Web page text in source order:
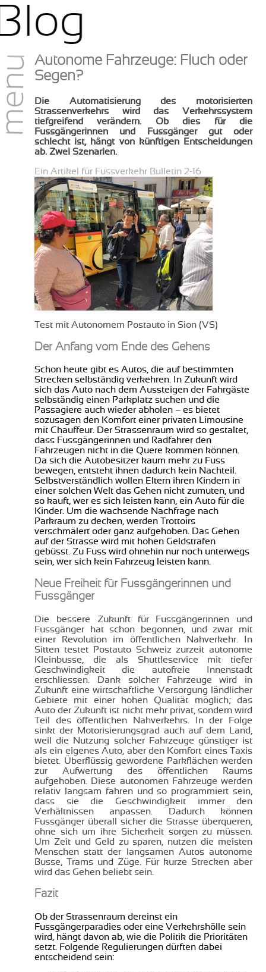
Blog
Autonome Fahrzeuge: Fluch oder
Segen?
Die Automatisierung des motorisierten
Strassenverkehrs wird das Verkehrssystem
tiefgreifend verändern. Ob dies für die
Fussgängerinnen und Fussgänger gut oder
schlecht ist, hängt von künftigen Entscheidungen
ab. Zwei Szenarien.
Ein Artikel für Fussverkehr Bulletin 2-16
Test mit Autonomem Postauto in Sion (VS)
Der Anfang vom Ende des Gehens
Schon heute gibt es Autos, die auf bestimmten
Strecken selbständig verkehren. In Zukunft wird
sich das Auto nach dem Aussteigen der Fahrgäste
selbständig einen Parkplatz suchen und die
Passagiere auch wieder abholen – es bietet
sozusagen den Komfort einer privaten Limousine
mit Chauffeur. Der Strassenraum wird so gestaltet,
dass Fussgängerinnen und Radfahrer den
Fahrzeugen nicht in die Quere kommen können.
Da sich die Autobesitzer kaum mehr zu Fuss
bewegen, entsteht ihnen dadurch kein Nachteil.
Selbstverständlich wollen Eltern ihren Kindern in
einer solchen Welt das Gehen nicht zumuten, und
so kauft, wer es sich leisten kann, ein Auto für die
Kinder. Um die wachsende Nachfrage nach
Parkraum zu decken, werden Trottoirs
verschmälert oder ganz aufgehoben. Das Gehen
auf der Strasse wird mit hohen Geldstrafen
gebüsst. Zu Fuss wird ohnehin nur noch unterwegs
sein, wer sich kein Fahrzeug leisten kann.
Neue Freiheit für Fussgängerinnen und
Fussgänger
Die bessere Zukunft für Fussgängerinnen und
Fussgänger hat schon begonnen, und zwar mit
einer Revolution im öffentlichen Nahverkehr. In
Sitten testet Postauto Schweiz zurzeit autonome
Kleinbusse, die als Shuttleservice mit tiefer
Geschwindigkeit die autofreie Innenstadt
erschliessen. Dank solcher Fahrzeuge wird in
Zukunft eine wirtschaftliche Versorgung ländlicher
Gebiete mit einer hohen Qualität möglich; das
Auto der Zukunft ist nicht mehr privat, sondern wird
Teil des öffentlichen Nahverkehrs. In der Folge
sinkt der Motorisierungsgrad auch auf dem Land,
weil die Nutzung solcher Fahrzeuge günstiger ist
als ein eigenes Auto, aber den Komfort eines Taxis
bietet. Überflüssig gewordene Parkflächen werden
zur Aufwertung des öffentlichen Raums
aufgehoben. Diese autonomen Fahrzeuge werden
relativ langsam fahren und so programmiert sein,
dass sie die Geschwindigkeit immer den
Verhältnissen anpassen. Dadurch können
Fussgänger überall sicher die Strasse überqueren,
ohne sich um ihre Sicherheit sorgen zu müssen.
Um Zeit und Geld zu sparen, nutzen die meisten
Menschen statt der langsamen Autos autonome
Busse, Trams und Züge. Für kurze Strecken aber
wird das Gehen beliebt sein.
Fazit
Ob der Strassenraum dereinst ein
Fussgängerparadies oder eine Verkehrshölle sein
wird, hängt davon ab, wie die Politik die Prioritäten
setzt. Folgende Regulierungen dürften dabei
entscheidend sein: